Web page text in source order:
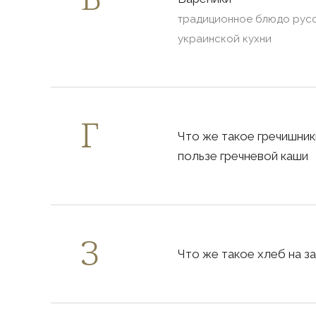
традиционное блюдо
украинской кухни
Что же такое
пользе гречневой каши
Что же такое хлеб на